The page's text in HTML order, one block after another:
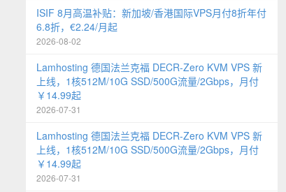
ISIF 8月高温补贴：新加坡/香港国际VPS月付8折年付
6.8折，€2.24/月起
2026-08-02
Lamhosting 德国法兰克福 DECR-Zero KVM VPS 新
上线，1核512M/10G SSD/500G流量/2Gbps，月付
￥14.99起
2026-07-31
Lamhosting 德国法兰克福 DECR-Zero KVM VPS 新
上线，1核512M/10G SSD/500G流量/2Gbps，月付
￥14.99起
2026-07-31